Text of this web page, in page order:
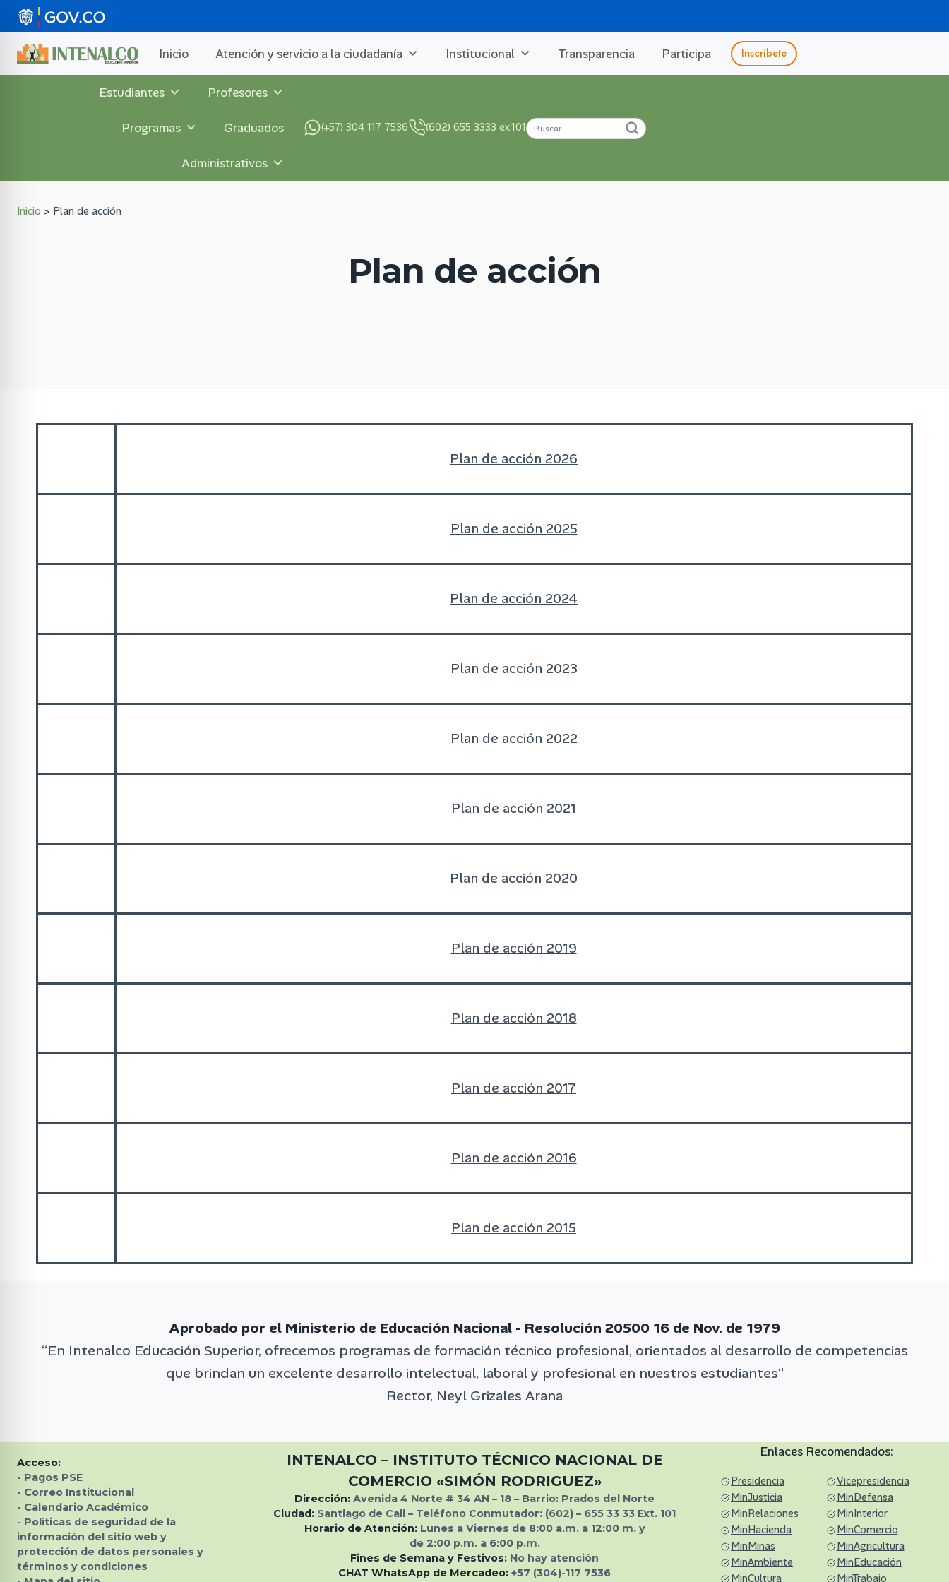
Saltar
al
contenido
Inicio Atención y servicio a la ciudadanía Institucional Transparencia Participa Inscríbete
Estudiantes Profesores
Programas Graduados
Administrativos
(+57) 304 117 7536 (602) 655 3333 ex.101
Inicio > Plan de acción
Plan de acción
Plan de acción 2026
Plan de acción 2025
Plan de acción 2024
Plan de acción 2023
Plan de acción 2022
Plan de acción 2021
Plan de acción 2020
Plan de acción 2019
Plan de acción 2018
Plan de acción 2017
Plan de acción 2016
Plan de acción 2015
Aprobado por el Ministerio de Educación Nacional - Resolución 20500 16 de Nov. de 1979
“En Intenalco Educación Superior, ofrecemos programas de formación técnico profesional, orientados al desarrollo de competencias
que brindan un excelente desarrollo intelectual, laboral y profesional en nuestros estudiantes“
Rector, Neyl Grizales Arana
Acceso:
- Pagos PSE
- Correo Institucional
- Calendario Académico
- Políticas de seguridad de la
información del sitio web y
protección de datos personales y
términos y condiciones
INTENALCO – INSTITUTO TÉCNICO NACIONAL DE
COMERCIO «SIMÓN RODRIGUEZ»
Dirección: Avenida 4 Norte # 34 AN – 18 – Barrio: Prados del Norte
Ciudad: Santiago de Cali – Teléfono Conmutador: (602) – 655 33 33 Ext. 101
Horario de Atención:Lunes a Viernes de 8:00 a.m. a 12:00 m. y
de 2:00 p.m. a 6:00 p.m.
Fines de Semana y Festivos: No hay atención
CHAT WhatsApp de Mercadeo: +57 (304)-117 7536
Enlaces Recomendados:
Presidencia
Vicepresidencia
MinJusticia
MinDefensa
MinRelaciones
MinInterior
MinHacienda
MinComercio
MinMinas
MinAgricultura
MinAmbiente
MinEducación
MinCultura
MinTrabajo